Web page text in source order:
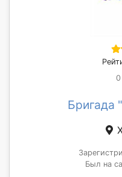
0
Бригада
Был на